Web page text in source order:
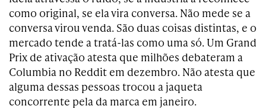
como original, se ela vira conversa. Não mede se a
conversa virou venda. São duas coisas distintas, e o
mercado tende a tratá-las como uma só. Um Grand
Prix de ativação atesta que milhões debateram a
Columbia no Reddit em dezembro. Não atesta que
alguma dessas pessoas trocou a jaqueta
concorrente pela da marca em janeiro.